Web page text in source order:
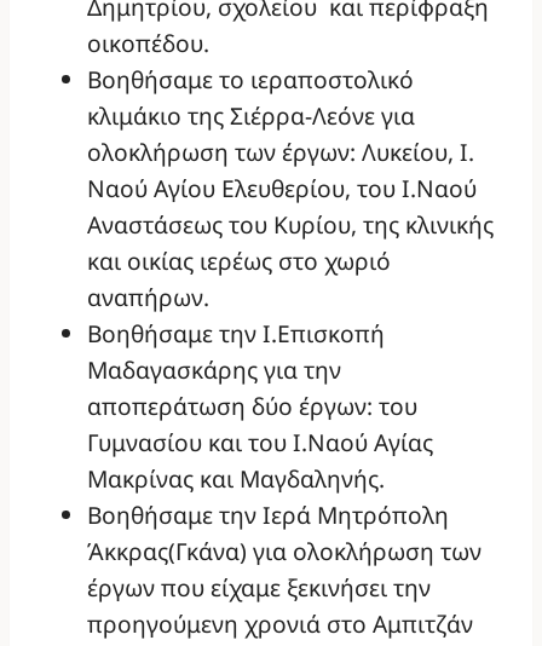
Δημητρίου, σχολείου και περίφραξη
οικοπέδου.
Βοηθήσαμε το ιεραποστολικό
κλιμάκιο της Σιέρρα-Λεόνε για
ολοκλήρωση των έργων: Λυκείου, Ι.
Ναού Αγίου Ελευθερίου, του Ι.Ναού
Αναστάσεως του Κυρίου, της κλινικής
και οικίας ιερέως στο χωριό
αναπήρων.
Βοηθήσαμε την Ι.Επισκοπή
Μαδαγασκάρης για την
αποπεράτωση δύο έργων: του
Γυμνασίου και του Ι.Ναού Αγίας
Μακρίνας και Μαγδαληνής.
Βοηθήσαμε την Ιερά Μητρόπολη
Άκκρας(Γκάνα) για ολοκλήρωση των
έργων που είχαμε ξεκινήσει την
προηγούμενη χρονιά στο Αμπιτζάν